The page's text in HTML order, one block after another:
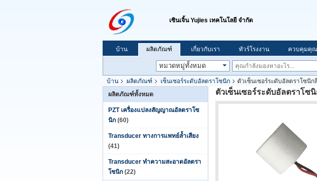
เซินเจิ้น Yujies เทคโนโลยี จำกัด
บ้าน ผลิตภัณฑ์ เกี่ยวกับเรา ทัวร์โรงงาน ควบคุมคุ
บ้าน ผลิตภัณฑ์ เซ็นเซอร์ระดับอัลตราโซนิก
ตัวเซ็นเซอร์ระดับอัลตราโซนิ
ผลิตภัณฑ์ทั้งหมด
PZT เครื่องแปลงสัญญาณอัลตราโซ
นิก (60)
Transducer ทางการแพทย์ล้ำเสียง
(41)
Transducer ทำความสะอาดอัลตรา
โซนิก (22)
ตัวเซ็นเซอร์ระดับอัลตราโซ